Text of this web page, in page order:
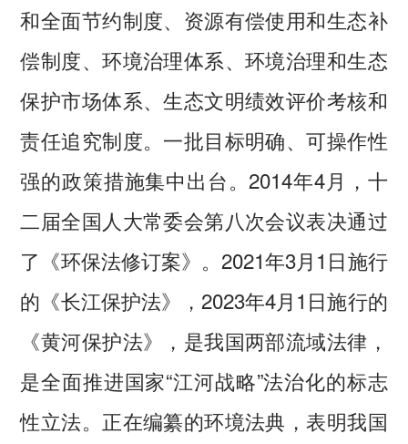
和全面节约制度、资源有偿使用和生态补
偿制度、环境治理体系、环境治理和生态
保护市场体系、生态文明绩效评价考核和
责任追究制度。一批目标明确、可操作性
强的政策措施集中出台。2014年4月，十
二届全国人大常委会第八次会议表决通过
了《环保法修订案》。2021年3月1日施行
的《长江保护法》，2023年4月1日施行的
《黄河保护法》，是我国两部流域法律，
是全面推进国家“江河战略”法治化的标志
性立法。正在编纂的环境法典，表明我国